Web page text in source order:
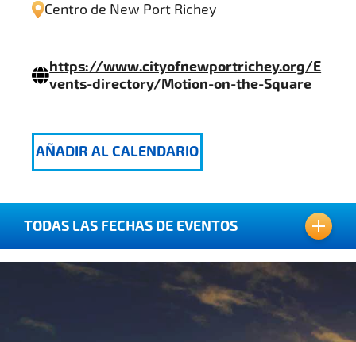
Centro de New Port Richey
https://www.cityofnewportrichey.org/E
vents-directory/Motion-on-the-Square
AÑADIR AL CALENDARIO
TODAS LAS FECHAS DE EVENTOS
4 DE JUNIO DE 2026
16 DE JULIO DE 2026